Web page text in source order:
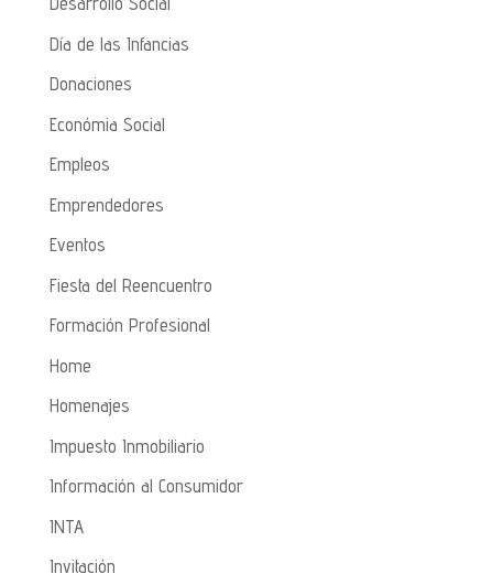
Día de las Infancias
Donaciones
Económia Social
Empleos
Emprendedores
Eventos
Fiesta del Reencuentro
Formación Profesional
Home
Homenajes
Impuesto Inmobiliario
Información al Consumidor
INTA
Invitación